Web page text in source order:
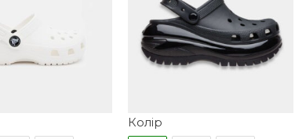
Колір